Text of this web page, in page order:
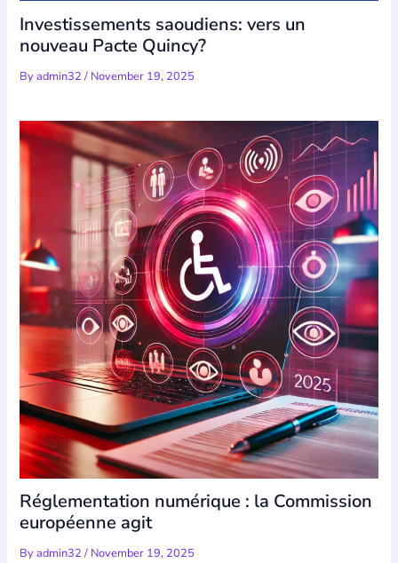
Investissements saoudiens: vers un
nouveau Pacte Quincy?
Byadmin32/ November 19, 2025
Réglementation numérique : la Commission
européenne agit
Byadmin32/ November 19, 2025